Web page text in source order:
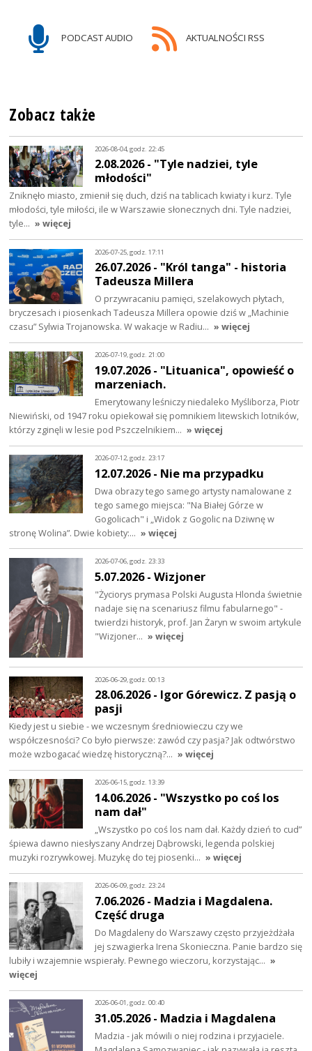
PODCAST AUDIO AKTUALNOŚCI RSS
Zobacz także
2026-08-04, godz. 22:45
2.08.2026 - "Tyle nadziei, tyle
młodości"
Zniknęło miasto, zmienił się duch, dziś na tablicach kwiaty i kurz. Tyle
młodości, tyle miłości, ile w Warszawie słonecznych dni. Tyle nadziei,
tyle… » więcej
2026-07-25, godz. 17:11
26.07.2026 - "Król tanga" - historia
Tadeusza Millera
O przywracaniu pamięci, szelakowych płytach,
bryczesach i piosenkach Tadeusza Millera opowie dziś w „Machinie
czasu” Sylwia Trojanowska. W wakacje w Radiu… » więcej
2026-07-19, godz. 21:00
19.07.2026 - "Lituanica", opowieść o
marzeniach.
Emerytowany leśniczy niedaleko Myśliborza, Piotr
Niewiński, od 1947 roku opiekował się pomnikiem litewskich lotników,
którzy zginęli w lesie pod Pszczelnikiem… » więcej
2026-07-12, godz. 23:17
12.07.2026 - Nie ma przypadku
Dwa obrazy tego samego artysty namalowane z
tego samego miejsca: "Na Białej Górze w
Gogolicach" i „Widok z Gogolic na Dziwnę w
stronę Wolina”. Dwie kobiety:… » więcej
2026-07-06, godz. 23:33
5.07.2026 - Wizjoner
"Życiorys prymasa Polski Augusta Hlonda świetnie
nadaje się na scenariusz filmu fabularnego" -
twierdzi historyk, prof. Jan Żaryn w swoim artykule
"Wizjoner… » więcej
2026-06-29, godz. 00:13
28.06.2026 - Igor Górewicz. Z pasją o
pasji
Kiedy jest u siebie - we wczesnym średniowieczu czy we
współczesności? Co było pierwsze: zawód czy pasja? Jak odtwórstwo
może wzbogacać wiedzę historyczną?… » więcej
2026-06-15, godz. 13:39
14.06.2026 - "Wszystko po coś los
nam dał"
„Wszystko po coś los nam dał. Każdy dzień to cud”
śpiewa dawno niesłyszany Andrzej Dąbrowski, legenda polskiej
muzyki rozrywkowej. Muzykę do tej piosenki… » więcej
2026-06-09, godz. 23:24
7.06.2026 - Madzia i Magdalena.
Część druga
Do Magdaleny do Warszawy często przyjeżdżała
jej szwagierka Irena Skonieczna. Panie bardzo się
lubiły i wzajemnie wspierały. Pewnego wieczoru, korzystając… »
więcej
2026-06-01, godz. 00:40
31.05.2026 - Madzia i Magdalena
Madzia - jak mówili o niej rodzina i przyjaciele.